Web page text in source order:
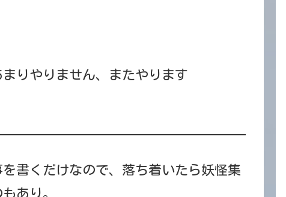
りやりません、またやります
書くだけなので、落ち着いたら妖怪集
あり。